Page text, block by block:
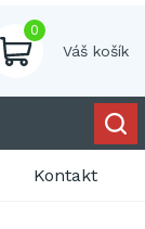
0
Váš košík
Kontakt